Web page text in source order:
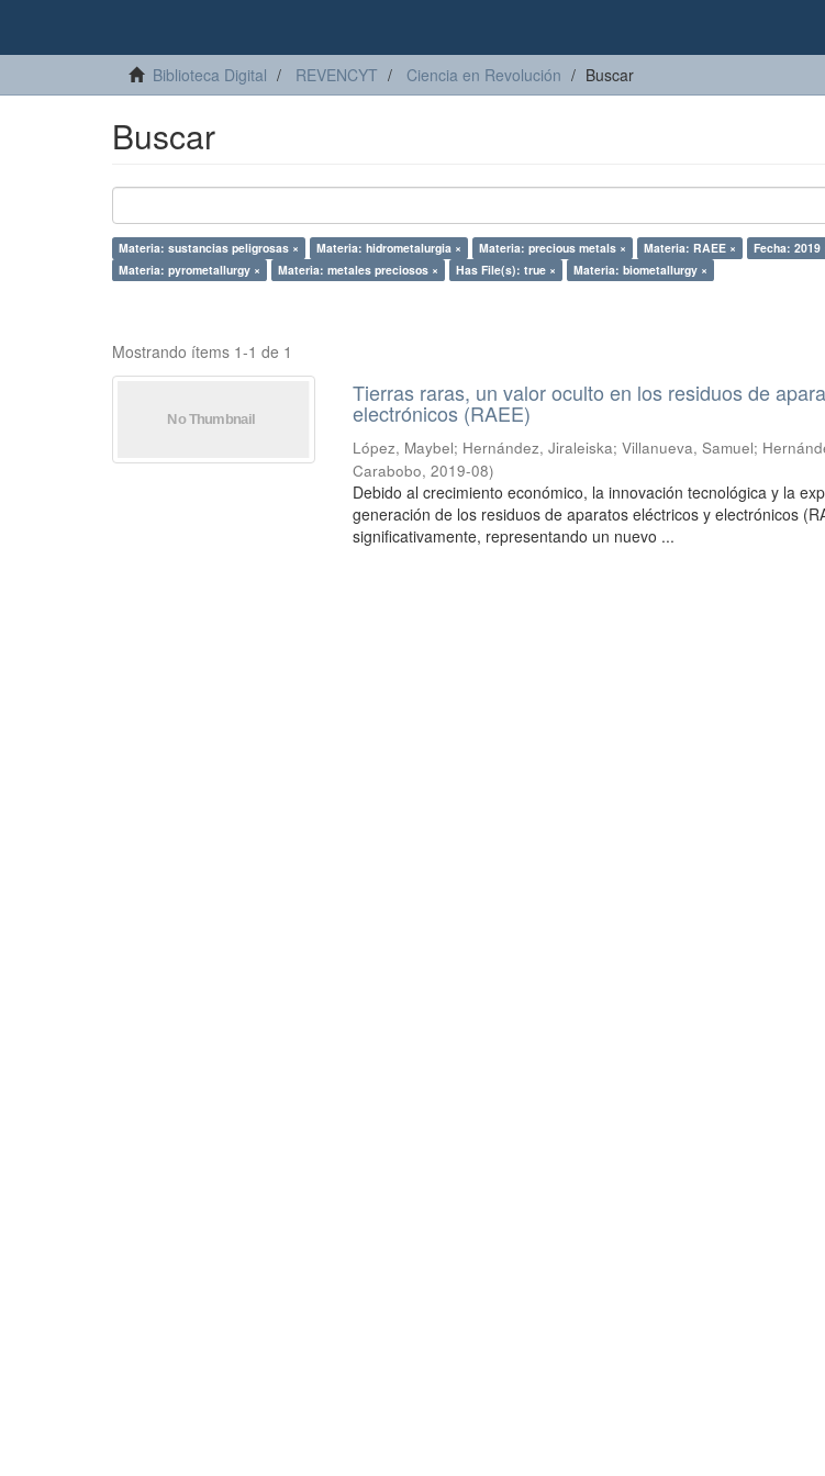
Biblioteca Digital REVENCYT Ciencia en Revolución Buscar
Buscar
Materia: sustancias peligrosas × Materia: hidrometalurgia × Materia: precious metals × Materia: RAEE × Fecha: 2019
Materia: pyrometallurgy ×
Materia: metales preciosos × Has File(s): true × Materia: biometallurgy ×
Mostrando ítems 1-1 de 1
Tierras raras, un valor oculto en los residuos de
electrónicos (RAEE)
López, Maybel; Hernández, Jiraleiska;Villanueva, Samuel;
Carabobo,2019-08)
Debido al crecimiento económico, la innovación tecnológica y la
generación de los residuos de aparatos eléctricos y electrónicos
significativamente, representando un nuevo ...